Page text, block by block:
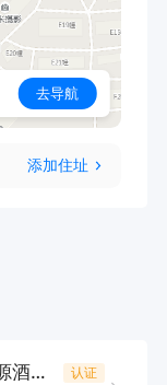
去导航
添加住址
南陵亚悦酒店（原南陵桃源酒店） 认证